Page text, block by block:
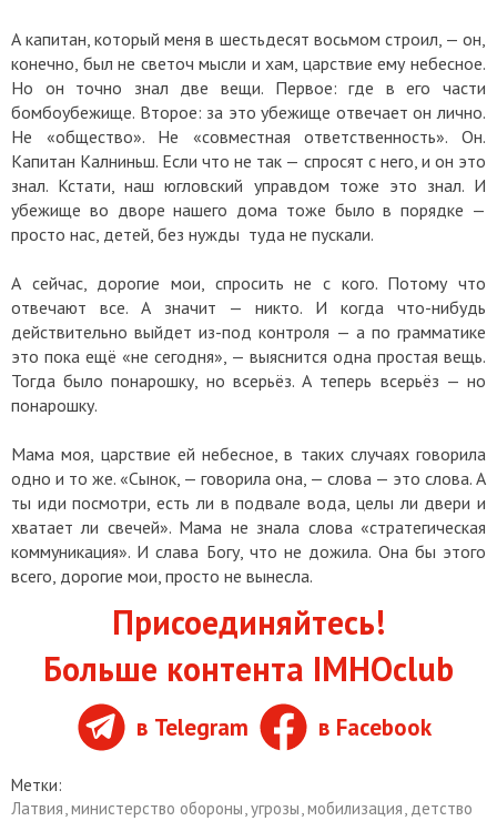
А капитан, который меня в шестьдесят восьмом строил, — он,
конечно, был не светоч мысли и хам, царствие ему небесное.
Но он точно знал две вещи. Первое: где в его части
бомбоубежище. Второе: за это убежище отвечает он лично.
Не «общество». Не «совместная ответственность». Он.
Капитан Калниньш. Если что не так — спросят с него, и он это
знал. Кстати, наш югловский управдом тоже это знал. И
убежище во дворе нашего дома тоже было в порядке —
просто нас, детей, без нужды туда не пускали.
А сейчас, дорогие мои, спросить не с кого. Потому что
отвечают все. А значит — никто. И когда что-нибудь
действительно выйдет из-под контроля — а по грамматике
это пока ещё «не сегодня», — выяснится одна простая вещь.
Тогда было понарошку, но всерьёз. А теперь всерьёз — но
понарошку.
Мама моя, царствие ей небесное, в таких случаях говорила
одно и то же. «Сынок, — говорила она, — слова — это слова. А
ты иди посмотри, есть ли в подвале вода, целы ли двери и
хватает ли свечей». Мама не знала слова «стратегическая
коммуникация». И слава Богу, что не дожила. Она бы этого
всего, дорогие мои, просто не вынесла.
Присоединяйтесь!
Больше контента IMHOclub
в Telegram в Facebook
Метки:
Латвия,министерство обороны,угрозы,мобилизация, детство